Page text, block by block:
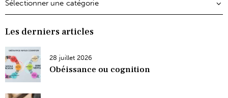
Les derniers articles
28 juillet 2026
Obéissance ou cognition